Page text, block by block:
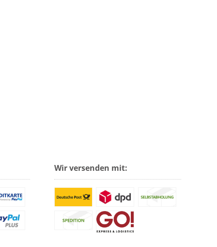
Wir versenden mit: